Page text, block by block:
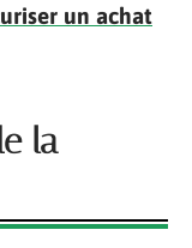
un achat
la